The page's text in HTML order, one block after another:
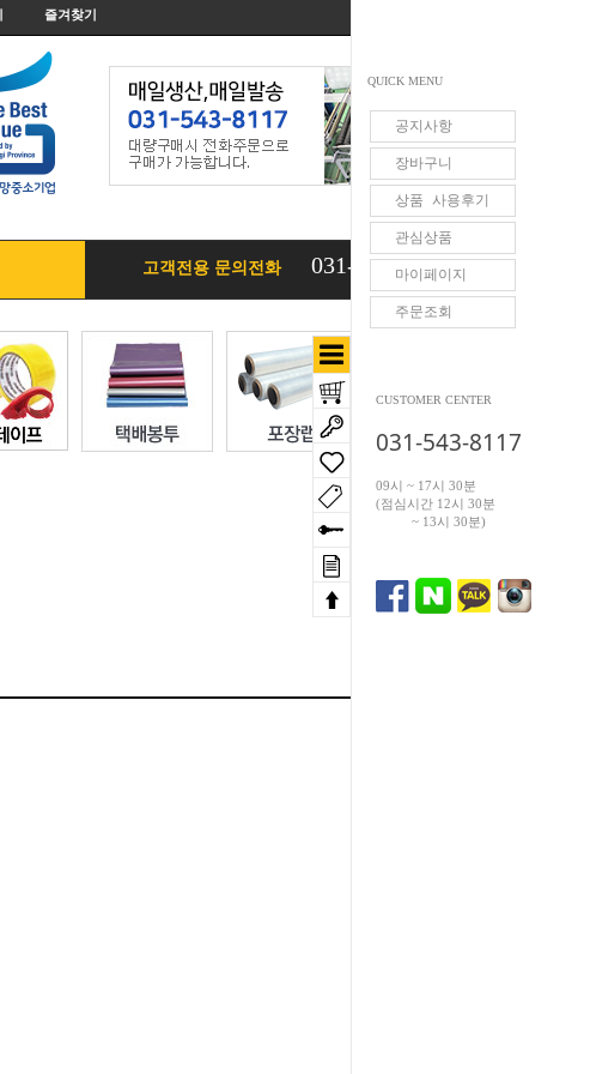
즐겨찾기
고객전용 문의전화 031-543-8117
QUICK MENU
공지사항
장바구니
상품 사용후기
관심상품
마이페이지
주문조회
CUSTOMER CENTER
031-543-8117
09시 ~ 17시 30분
(점심시간 12시 30분
~ 13시 30분)